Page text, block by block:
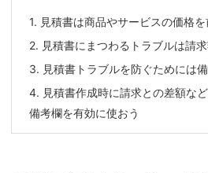
1. 見積書は商品やサービスの価格
2. 見積書にまつわるトラブルは請
3. 見積書トラブルを防ぐためには
4. 見積書作成時に請求との差額な
備考欄を有効に使おう